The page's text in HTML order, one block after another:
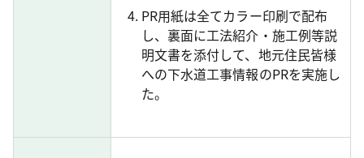
PR用紙は全てカラー印刷で配布
し、裏面に工法紹介・施工例等説
明文書を添付して、地元住民皆様
への下水道工事情報のPRを実施し
た。